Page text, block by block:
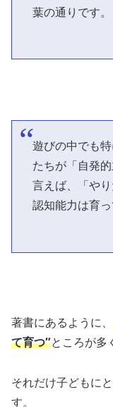
葉の通りです。
遊びの中でも
たちが「自発
言えば、「や
認知能力は育っ
著書にあるように、
て育つ″ところが多
それだけ子どもに
す。